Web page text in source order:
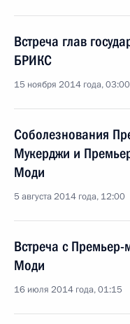
Встреча глав
БРИКС
15 ноября 2014 года, 03:00
Соболезнования
Мукерджи и
Моди
5 августа 2014 года, 12:00
Встреча с
Моди
16 июля 2014 года, 01:15